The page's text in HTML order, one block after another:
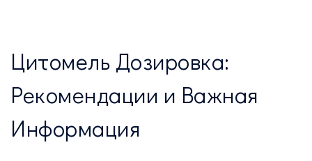
Цитомель Дозировка:
Рекомендации и Важная
Информация